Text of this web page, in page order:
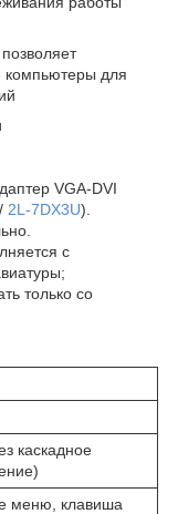
компьютеры для
VGA-DVI
/ 2L-7DX3U).
с
только со
каскадное
меню, клавиша